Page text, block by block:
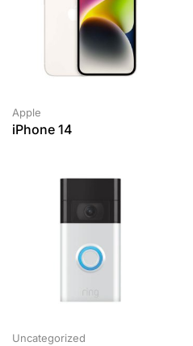
Apple
iPhone 14
Uncategorized